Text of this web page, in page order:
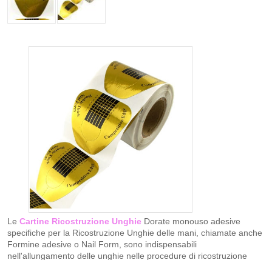
Le Cartine Ricostruzione Unghie Dorate monouso adesive
specifiche per la Ricostruzione Unghie delle mani, chiamate anche
Formine adesive o Nail Form, sono indispensabili
nell'allungamento delle unghie nelle procedure di ricostruzione